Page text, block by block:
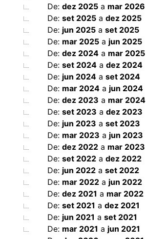
De:dez 2025 a mar 2026
De:set 2025 adez 2025
De: jun 2025 aset 2025
De: mar 2025 a jun 2025
De:dez 2024 a mar 2025
De:set 2024 adez 2024
De: jun 2024 aset 2024
De: mar 2024 a jun 2024
De:dez 2023 a mar 2024
De:set 2023 adez 2023
De: jun 2023 aset 2023
De: mar 2023 a jun 2023
De:dez 2022 a mar 2023
De:set 2022 adez 2022
De: jun 2022 aset 2022
De: mar 2022 a jun 2022
De:dez 2021 a mar 2022
De:set 2021 adez 2021
De: jun 2021 aset 2021
De: mar 2021 a jun 2021